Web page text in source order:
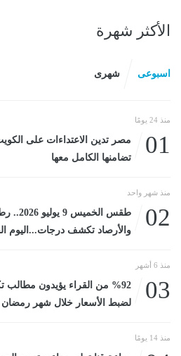
الأكثر شهرة
اسبوعى شهرى
منذ 24 يومًا
01
مصر تدين الاعتداءات على
تضامنها الكامل معها
منذ شهر واحد
02
طقس
والأرصاد تكشف درجات...اليوم الخميس، 9 يوليو
منذ 6 أشهر
03
%92 من القراء يؤيدون
لضبط الأسعار خلال شهر رمضان
منذ 14 يومًا